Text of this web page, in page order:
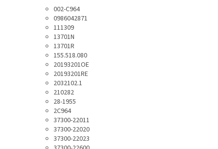
002-C964
0986042871
111309
13701N
13701R
155.518.080
20193201OE
20193201RE
2032102.1
210282
28-1955
2C964
37300-22011
37300-22020
37300-22023